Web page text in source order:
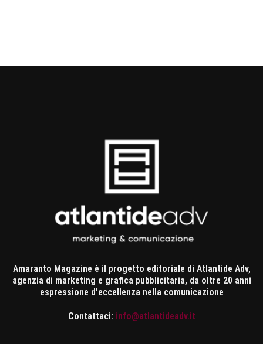
Amaranto Magazine è il progetto editoriale di Atlantide Adv,
agenzia di marketing e grafica pubblicitaria, da oltre 20 anni
espressione d'eccellenza nella comunicazione
Contattaci: info@atlantideadv.it